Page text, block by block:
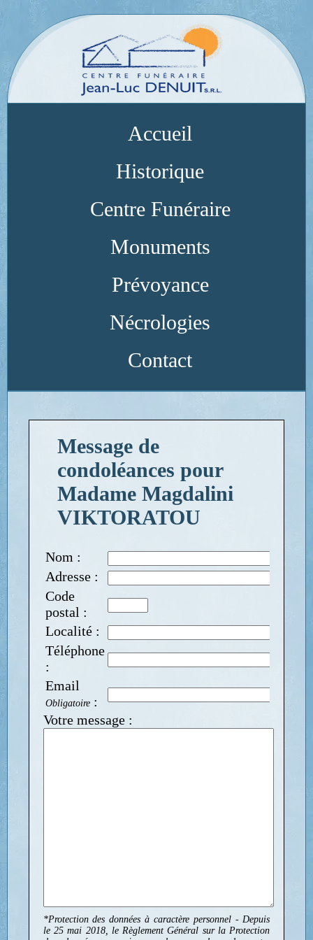
Accueil
Historique
Centre Funéraire
Monuments
Prévoyance
Nécrologies
Contact
Message de
condoléances pour
Madame Magdalini
VIKTORATOU
Nom :
Adresse :
Code
postal :
Localité :
Téléphone
:
Email
Obligatoire:
Votre message :
*Protection des données à caractère personnel - Depuis
le 25 mai 2018, le Règlement Général sur la Protection